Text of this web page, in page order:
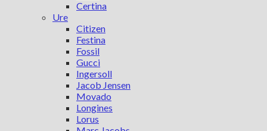
Certina
Ure
Citizen
Festina
Fossil
Gucci
Ingersoll
Jacob Jensen
Movado
Longines
Lorus